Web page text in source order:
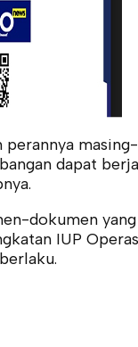
dapat
dokumen
IUP